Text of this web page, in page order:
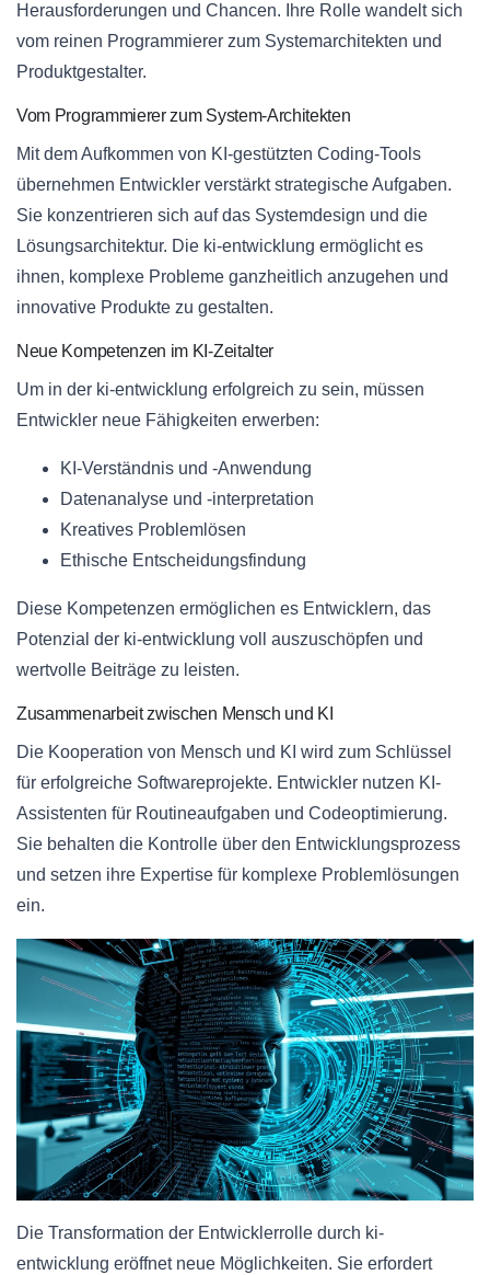
Herausforderungen und Chancen. Ihre Rolle wandelt sich
vom reinen Programmierer zum Systemarchitekten und
Produktgestalter.
Vom Programmierer zum System-Architekten
Mit dem Aufkommen von KI-gestützten Coding-Tools
übernehmen Entwickler verstärkt strategische Aufgaben.
Sie konzentrieren sich auf das Systemdesign und die
Lösungsarchitektur. Die ki-entwicklung ermöglicht es
ihnen, komplexe Probleme ganzheitlich anzugehen und
innovative Produkte zu gestalten.
Neue Kompetenzen im KI-Zeitalter
Um in der ki-entwicklung erfolgreich zu sein, müssen
Entwickler neue Fähigkeiten erwerben:
KI-Verständnis und -Anwendung
Datenanalyse und -interpretation
Kreatives Problemlösen
Ethische Entscheidungsfindung
Diese Kompetenzen ermöglichen es Entwicklern, das
Potenzial der ki-entwicklung voll auszuschöpfen und
wertvolle Beiträge zu leisten.
Zusammenarbeit zwischen Mensch und KI
Die Kooperation von Mensch und KI wird zum Schlüssel
für erfolgreiche Softwareprojekte. Entwickler nutzen KI-
Assistenten für Routineaufgaben und Codeoptimierung.
Sie behalten die Kontrolle über den Entwicklungsprozess
und setzen ihre Expertise für komplexe Problemlösungen
ein.
Die Transformation der Entwicklerrolle durch ki-
entwicklung eröffnet neue Möglichkeiten. Sie erfordert